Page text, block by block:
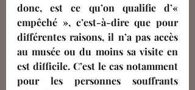
donc, est ce qu’on qualifie d’«
empêché », c’est-à-dire que pour
différentes raisons, il n’a pas accès
au musée ou du moins sa visite en
est difficile. C’est le cas notamment
pour les personnes souffrants